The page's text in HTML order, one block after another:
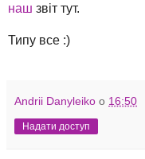
наш звіт тут.
Типу все :)
Andrii Danyleiko о 16:50
Надати доступ